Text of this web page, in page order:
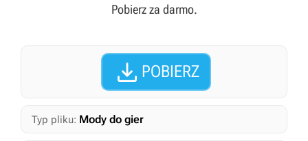
Pobierz za darmo.
 POBIERZ
Typ pliku: Mody do gier